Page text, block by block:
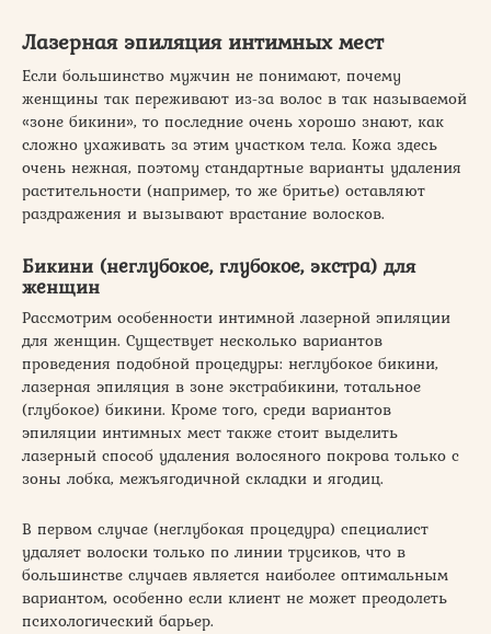
Лазерная эпиляция интимных мест
Если большинство мужчин не понимают, почему
женщины так переживают из-за волос в так называемой
«зоне бикини», то последние очень хорошо знают, как
сложно ухаживать за этим участком тела. Кожа здесь
очень нежная, поэтому стандартные варианты удаления
растительности (например, то же бритье) оставляют
раздражения и вызывают врастание волосков.
Бикини (неглубокое, глубокое, экстра) для
женщин
Рассмотрим особенности интимной лазерной эпиляции
для женщин. Существует несколько вариантов
проведения подобной процедуры: неглубокое бикини,
лазерная эпиляция в зоне экстрабикини, тотальное
(глубокое) бикини. Кроме того, среди вариантов
эпиляции интимных мест также стоит выделить
лазерный способ удаления волосяного покрова только с
зоны лобка, межъягодичной складки и ягодиц.
В первом случае (неглубокая процедура) специалист
удаляет волоски только по линии трусиков, что в
большинстве случаев является наиболее оптимальным
вариантом, особенно если клиент не может преодолеть
психологический барьер.